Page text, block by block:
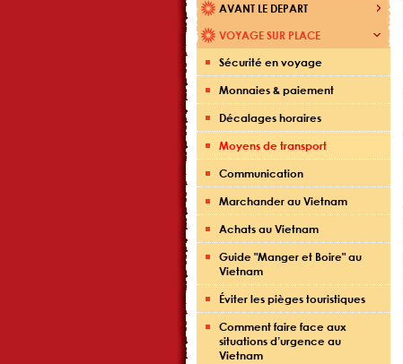
AVANT LE DEPART
VOYAGE SUR PLACE
Sécurité en voyage
Monnaies & paiement
Décalages horaires
Moyens de transport
Communication
Marchander au Vietnam
Achats au Vietnam
Guide "Manger et Boire" au
Vietnam
Éviter les pièges touristiques
Comment faire face aux
situations d’urgence au
Vietnam